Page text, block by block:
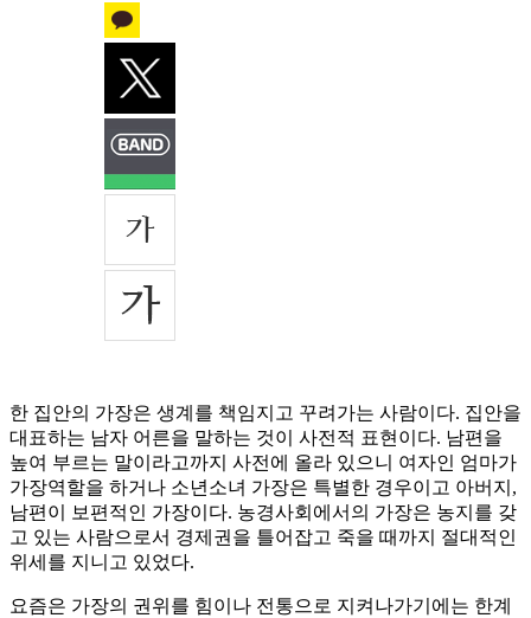
한 집안의 가장은 생계를 책임지고 꾸려가는 사람이다. 집안을
대표하는 남자 어른을 말하는 것이 사전적 표현이다. 남편을
높여 부르는 말이라고까지 사전에 올라 있으니 여자인 엄마가
가장역할을 하거나 소년소녀 가장은 특별한 경우이고 아버지,
남편이 보편적인 가장이다. 농경사회에서의 가장은 농지를 갖
고 있는 사람으로서 경제권을 틀어잡고 죽을 때까지 절대적인
위세를 지니고 있었다.
요즘은 가장의 권위를 힘이나 전통으로 지켜나가기에는 한계